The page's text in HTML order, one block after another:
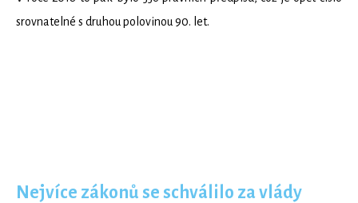
srovnatelné s druhou polovinou 90. let.
Nejvíce zákonů se schválilo za vlády